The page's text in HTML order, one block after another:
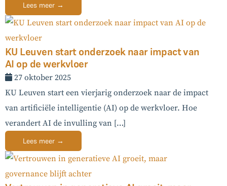
Lees meer →
KU Leuven start onderzoek naar impact van
AI op de werkvloer
27 oktober 2025
KU Leuven start een vierjarig onderzoek naar de impact
van artificiële intelligentie (AI) op de werkvloer. Hoe
verandert AI de invulling van […]
Lees meer →